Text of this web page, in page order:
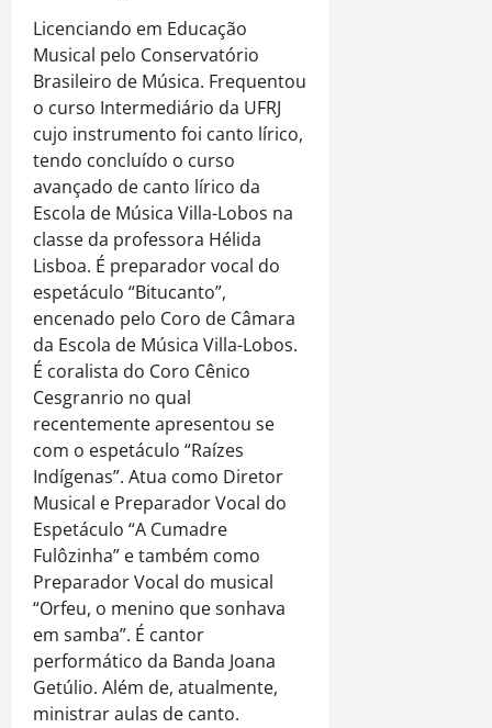
Licenciando em Educação
Musical pelo Conservatório
Brasileiro de Música. Frequentou
o curso Intermediário da UFRJ
cujo instrumento foi canto lírico,
tendo concluído o curso
avançado de canto lírico da
Escola de Música Villa-Lobos na
classe da professora Hélida
Lisboa. É preparador vocal do
espetáculo “Bitucanto”,
encenado pelo Coro de Câmara
da Escola de Música Villa-Lobos.
É coralista do Coro Cênico
Cesgranrio no qual
recentemente apresentou se
com o espetáculo “Raízes
Indígenas”. Atua como Diretor
Musical e Preparador Vocal do
Espetáculo “A Cumadre
Fulôzinha” e também como
Preparador Vocal do musical
“Orfeu, o menino que sonhava
em samba”. É cantor
performático da Banda Joana
Getúlio. Além de, atualmente,
ministrar aulas de canto.